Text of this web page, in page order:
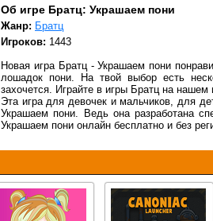
Об игре Братц: Украшаем пони
Жанр: Братц
Игроков: 1443
Новая игра Братц - Украшаем пони
лошадок пони. На твой выбор есть
захочется. Играйте в игры Братц на нашем
Эта игра для девочек и мальчиков, для
Украшаем пони. Ведь она разработана
Украшаем пони онлайн бесплатно и без